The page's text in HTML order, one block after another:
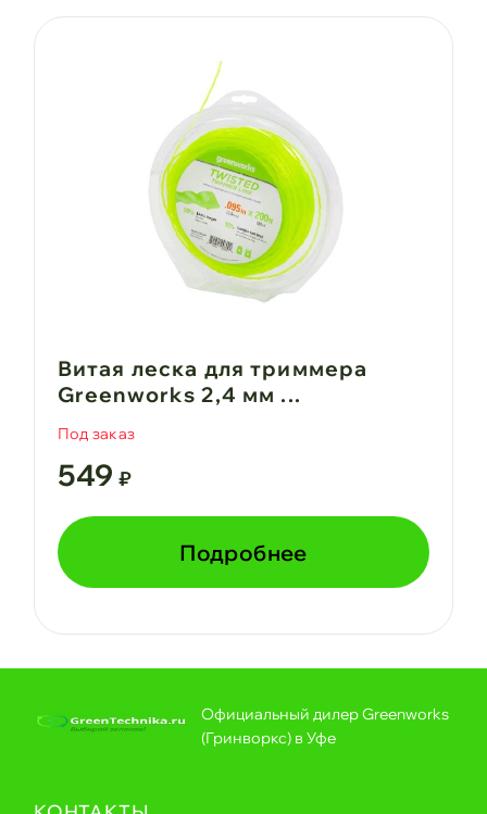
Витая леска для триммера
Greenworks 2,4 мм ...
Под заказ
549 ₽
Подробнее
Официальный дилер Greenworks
(Гринворкс) в Уфе